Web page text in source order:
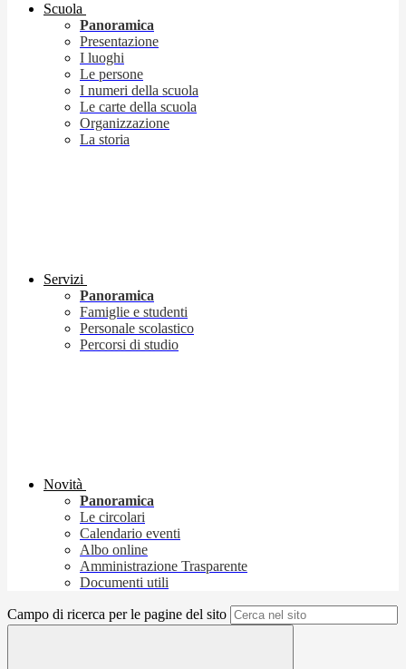
Scuola
Panoramica
Presentazione
I luoghi
Le persone
I numeri della scuola
Le carte della scuola
Organizzazione
La storia
Servizi
Panoramica
Famiglie e studenti
Personale scolastico
Percorsi di studio
Novità
Panoramica
Le circolari
Calendario eventi
Albo online
Amministrazione Trasparente
Documenti utili
Campo di ricerca per le pagine del sito